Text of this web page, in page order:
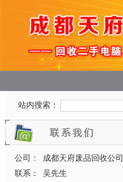
站内搜索：
公司：
成都天府废品回收公司
联系：
吴先生